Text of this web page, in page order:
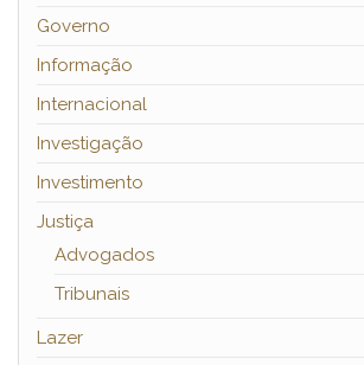
Governo
Informação
Internacional
Investigação
Investimento
Justiça
Advogados
Tribunais
Lazer